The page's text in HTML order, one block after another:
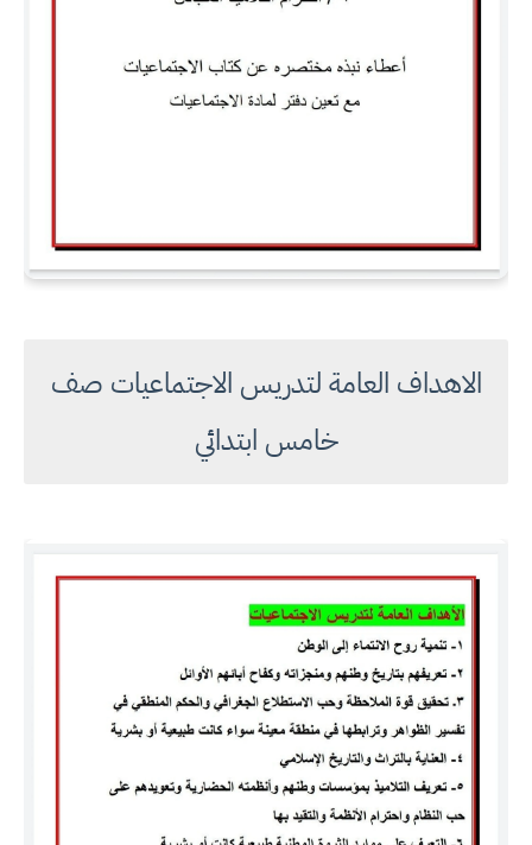
الاهداف العامة لتدريس الاجتماعيات صف
خامس ابتدائي